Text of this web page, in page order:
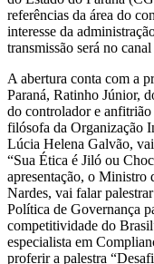
referências da área do
interesse da
transmissão será no
A abertura conta com a
Paraná, Ratinho Júnior,
do controlador e
filósofa da Organização
Lúcia Helena Galvão,
“Sua Ética é Jiló ou
apresentação, o
Nardes, vai falar
Política de Governança
competitividade do
especialista em
proferir a palestra